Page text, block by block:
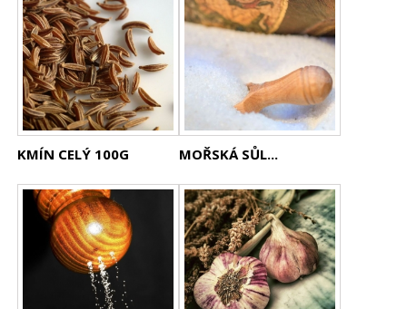
KMÍN CELÝ 100G MOŘSKÁ SŮL...